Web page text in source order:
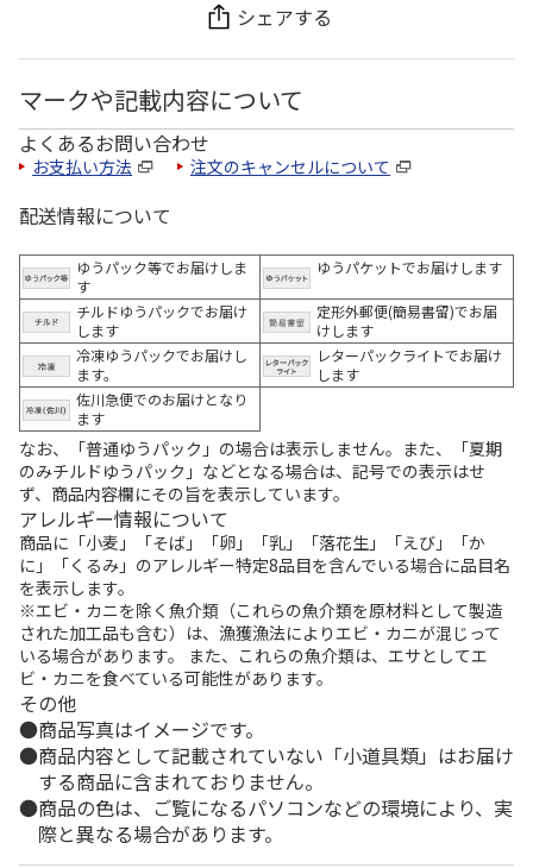
シェアする
マークや記載内容について
よくあるお問い合わせ
お支払い方法 注文のキャンセルについて
配送情報について
ゆうパック等でお届けしま
す
ゆうパケットでお届けします
チルドゆうパックでお届け
します
定形外郵便(簡易書留)でお届
けします
冷凍ゆうパックでお届けし
ます。
レターパックライトでお届け
します
佐川急便でのお届けとなり
ます
なお、「普通ゆうパック」の場合は表示しません。また、「夏期
のみチルドゆうパック」などとなる場合は、記号での表示はせ
ず、商品内容欄にその旨を表示しています。
アレルギー情報について
商品に「小麦」「そば」「卵」「乳」「落花生」「えび」「か
に」「くるみ」のアレルギー特定8品目を含んでいる場合に品目名
を表示します。
※エビ・カニを除く魚介類（これらの魚介類を原材料として製造
された加工品も含む）は、漁獲漁法によりエビ・カニが混じって
いる場合があります。 また、これらの魚介類は、エサとしてエ
ビ・カニを食べている可能性があります。
その他
商品写真はイメージです。
商品内容として記載されていない「小道具類」はお届け
する商品に含まれておりません。
商品の色は、ご覧になるパソコンなどの環境により、実
際と異なる場合があります。